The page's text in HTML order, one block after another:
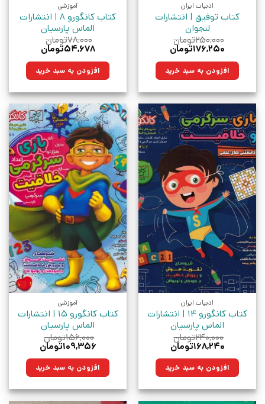
ادبیات ایران
کتاب توفیق | انتشارات
لنجوان
۲۵۰,۰۰۰تومان
قیمت
۲۵۰,۰۰۰تومان
بود.
۱۷۶,۲۵۰تومان
۱۷۶,۲۵۰تومان.افزودن به سبد خرید
آموزشی
کتاب کانگورو 8 | انتشارات
الماس پارسیان
۷۸,۰۰۰تومان
قیمت
۷۸,۰۰۰تومان
بود.
۵۴,۶۷۸تومان
۵۴,۶۷۸تومان.افزودن به سبد خرید
ادبیات ایران
کتاب کانگورو 14 | انتشارات
الماس پارسیان
۲۴۰,۰۰۰تومان
قیمت
۲۴۰,۰۰۰تومان
بود.
۱۶۸,۲۴۰تومان
۱۶۸,۲۴۰تومان.افزودن به سبد خرید
آموزشی
کتاب کانگورو 15 | انتشارات
الماس پارسیان
۱۵۶,۰۰۰تومان
قیمت
۱۵۶,۰۰۰تومان
بود.
۱۰۹,۳۵۶تومان
۱۰۹,۳۵۶تومان.افزودن به سبد خرید